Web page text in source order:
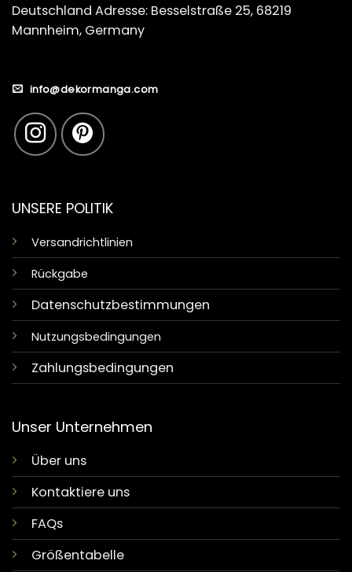
Deutschland Adresse: Besselstraße 25, 68219
Mannheim, Germany
info@dekormanga.com
UNSERE POLITIK
Versandrichtlinien
Rückgabe
Datenschutzbestimmungen
Nutzungsbedingungen
Zahlungsbedingungen
Unser Unternehmen
Über uns
Kontaktiere uns
FAQs
Größentabelle